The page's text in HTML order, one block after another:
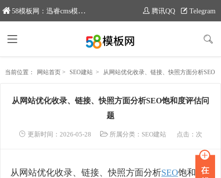
58模板网：迅睿cms模板专业分享平台，新域名：www.moban58.com 腾讯QQ Telegram
当前位置： 网站首页 > SEO建站 > 从网站优化收录、链接、快照方面分析SEO饱和度评估问题
从网站优化收录、链接、快照方面分析SEO饱和度评估问
题
更新时间：2026-05-28 所属分类： SEO建站 点击： 次
从网站优化收录、链接、快照方面分析SEO饱和度